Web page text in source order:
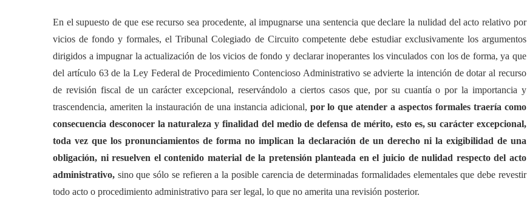
En el supuesto de que ese recurso sea procedente, al impugnarse una sentencia que declare la nulidad del acto relativo por
vicios de fondo y formales, el Tribunal Colegiado de Circuito competente debe estudiar exclusivamente los argumentos
dirigidos a impugnar la actualización de los vicios de fondo y declarar inoperantes los vinculados con los de forma, ya que
del artículo 63 de la Ley Federal de Procedimiento Contencioso Administrativo se advierte la intención de dotar al recurso
de revisión fiscal de un carácter excepcional, reservándolo a ciertos casos que, por su cuantía o por la importancia y
trascendencia, ameriten la instauración de una instancia adicional, por lo que atender a aspectos formales traería como
consecuencia desconocer la naturaleza y finalidad del medio de defensa de mérito, esto es, su carácter excepcional,
toda vez que los pronunciamientos de forma no implican la declaración de un derecho ni la exigibilidad de una
obligación, ni resuelven el contenido material de la pretensión planteada en el juicio de nulidad respecto del acto
administrativo, sino que sólo se refieren a la posible carencia de determinadas formalidades elementales que debe revestir
todo acto o procedimiento administrativo para ser legal, lo que no amerita una revisión posterior.